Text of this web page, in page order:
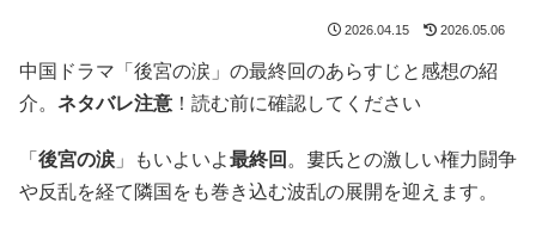
2026.04.15 2026.05.06
中国ドラマ「後宮の涙」の最終回のあらすじと感想の紹
介。 ネタバレ注意 ！読む前に確認してください
「 後宮の涙 」もいよいよ最終回 。婁氏との激しい権力闘争
や反乱を経て隣国をも巻き込む波乱の展開を迎えます。